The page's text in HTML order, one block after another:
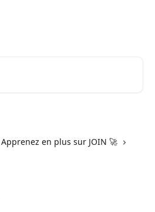
Apprenez en plus sur JOIN 🚀